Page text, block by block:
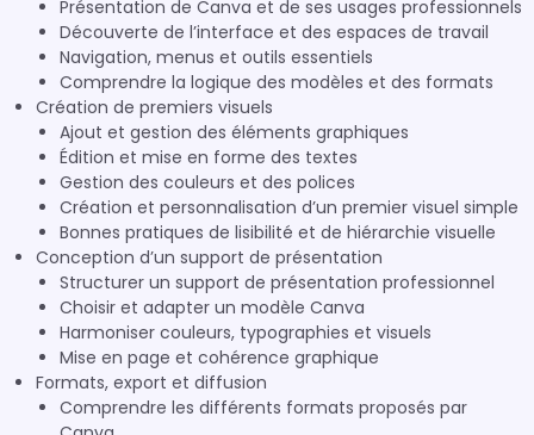
Présentation de Canva et de ses usages professionnels
Découverte de l’interface et des espaces de travail
Navigation, menus et outils essentiels
Comprendre la logique des modèles et des formats
Création de premiers visuels
Ajout et gestion des éléments graphiques
Édition et mise en forme des textes
Gestion des couleurs et des polices
Création et personnalisation d’un premier visuel simple
Bonnes pratiques de lisibilité et de hiérarchie visuelle
Conception d’un support de présentation
Structurer un support de présentation professionnel
Choisir et adapter un modèle Canva
Harmoniser couleurs, typographies et visuels
Mise en page et cohérence graphique
Formats, export et diffusion
Comprendre les différents formats proposés par